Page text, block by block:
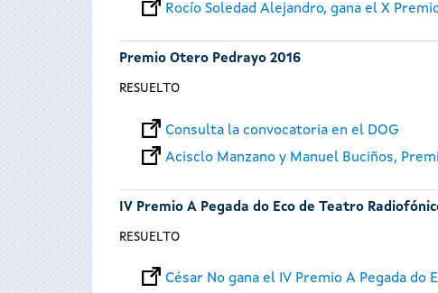
Rocío Soledad Alejandro, gana el X
Premio Otero Pedrayo 2016
RESUELTO
Consulta la convocatoria en el DOG
Acisclo Manzano y Manuel Buciños,
IV Premio A Pegada do Eco de Teatro
RESUELTO
César No gana el IV Premio A Pegada do